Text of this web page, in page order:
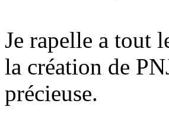
Je rapelle a tout
la création de
précieuse.